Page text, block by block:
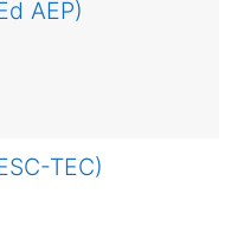
AEP)
TEC)